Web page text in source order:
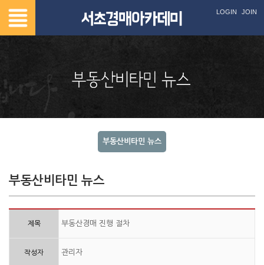
LOGIN JOIN
부동산비타민 뉴스
부동산비타민 뉴스
제목 부동산경매 진행 절차
작성자 관리자